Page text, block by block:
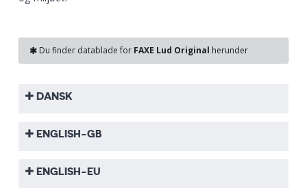
Du finder datablade for FAXE Lud Original herunder
DANSK
ENGLISH-GB
ENGLISH-EU